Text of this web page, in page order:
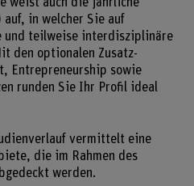
auf, in welcher Sie auf
und teilweise interdisziplinäre
den optionalen Zusatz-
Entrepreneurship sowie
runden Sie Ihr Profil ideal
vermittelt eine
die im Rahmen des
werden.